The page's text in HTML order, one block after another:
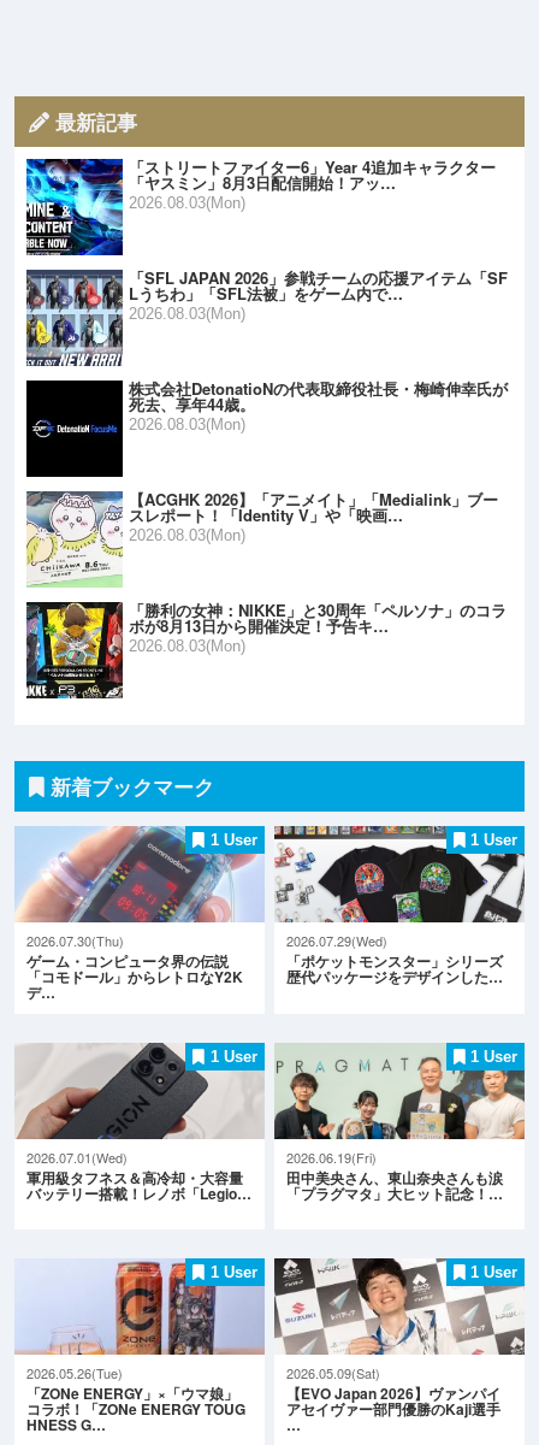
最新記事
「ストリートファイター6」Year 4追加キャラクター
「ヤスミン」8月3日配信開始！アッ…
2026.08.03(Mon)
「SFL JAPAN 2026」参戦チームの応援アイテム「SF
Lうちわ」「SFL法被」をゲーム内で…
2026.08.03(Mon)
株式会社DetonatioNの代表取締役社長・梅崎伸幸氏が
死去、享年44歳。
2026.08.03(Mon)
【ACGHK 2026】「アニメイト」「Medialink」ブー
スレポート！「Identity V」や「映画…
2026.08.03(Mon)
「勝利の女神：NIKKE」と30周年「ペルソナ」のコラ
ボが8月13日から開催決定！予告キ…
2026.08.03(Mon)
新着ブックマーク
1 User
2026.07.30(Thu)
ゲーム・コンピュータ界の伝説
「コモドール」からレトロなY2K
デ…
1 User
2026.07.29(Wed)
「ポケットモンスター」シリーズ
歴代パッケージをデザインした…
1 User
2026.07.01(Wed)
軍用級タフネス＆高冷却・大容量
バッテリー搭載！レノボ「Legio…
1 User
2026.06.19(Fri)
田中美央さん、東山奈央さんも涙
「プラグマタ」大ヒット記念！…
1 User
2026.05.26(Tue)
「ZONe ENERGY」×「ウマ娘」
コラボ！「ZONe ENERGY TOUG
HNESS G…
1 User
2026.05.09(Sat)
【EVO Japan 2026】ヴァンパイ
アセイヴァー部門優勝のKaji選手
…